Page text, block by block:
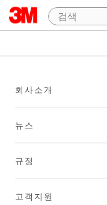
회사소개
뉴스
규정
고객지원